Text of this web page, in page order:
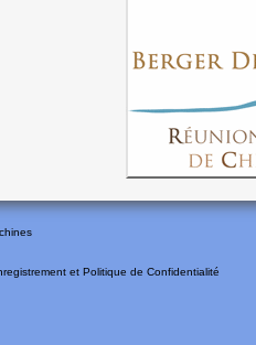
et Politique de Confidentialité